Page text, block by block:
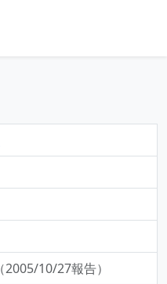
（2005/10/27報告）